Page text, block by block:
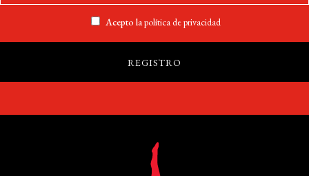
Acepto lapolítica de privacidad